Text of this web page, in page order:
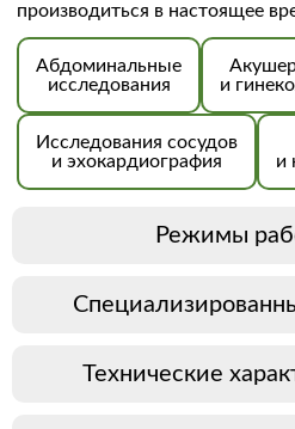
производиться в настоящее
Абдоминальные
исследования
и
Исследования сосудов
и эхокардиография
и
Режимы
Технические